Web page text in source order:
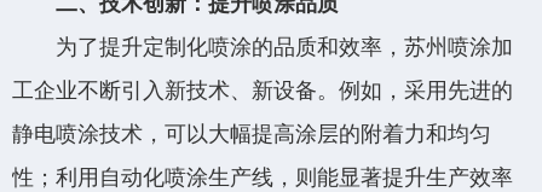
为了提升定制化喷涂的品质和效率，苏州喷涂加
工企业不断引入新技术、新设备。例如，采用先进的
静电喷涂技术，可以大幅提高涂层的附着力和均匀
性；利用自动化喷涂生产线，则能显著提升生产效率